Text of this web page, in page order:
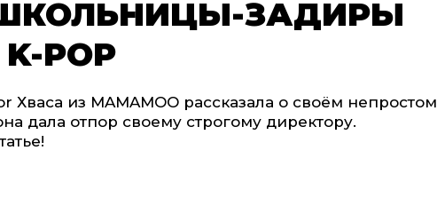
ЗАДИРЫ
POP
Хваса из MAMAMOO рассказала о своём непростом
дала отпор своему строгому директору.